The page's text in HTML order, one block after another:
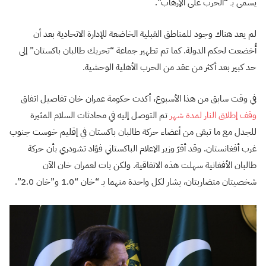
لم يعد هناك وجود للمناطق القبلية الخاضعة للإدارة الاتحادية بعد أن
أُخضعت لحكم الدولة. كما تم تطهير جماعة “تحريك طالبان باكستان” إلى
حد كبير بعد أكثر من عقد من الحرب الأهلية الوحشية.
في وقت سابق من هذا الأسبوع، أكدت حكومة عمران خان تفاصيل اتفاق
وقف إطلاق النار لمدة شهر تم التوصل إليه في محادثات السلام المثيرة
للجدل مع ما تبقى من أعضاء حركة طالبان باكستان في إقليم خوست جنوب
غرب أفغانستان. وقد أقرّ وزير الإعلام الباكستاني فؤاد تشودري بأن حركة
طالبان الأفغانية سهلت هذه الاتفاقية. ولكن بات لعمران خان الآن
شخصيتان متضاربتان، يشار لكل واحدة منهما بـ “خان “1.0 و”خان 2.0”.